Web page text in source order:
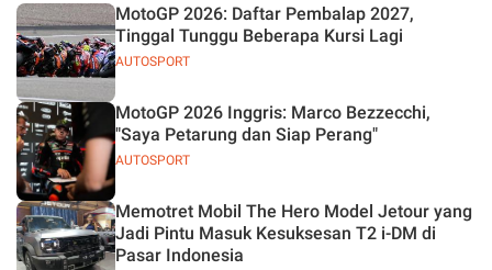
AUTOSPORT
MotoGP 2026: Daftar Pembalap 2027,
Tinggal Tunggu Beberapa Kursi Lagi
AUTOSPORT
MotoGP 2026 Inggris: Marco Bezzecchi,
"Saya Petarung dan Siap Perang"
Memotret Mobil The Hero Model Jetour yang
Jadi Pintu Masuk Kesuksesan T2 i-DM di
Pasar Indonesia